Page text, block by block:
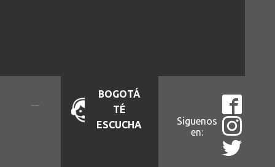
BOGOTÁ
TÉ
ESCUCHA
Siguenos
en: